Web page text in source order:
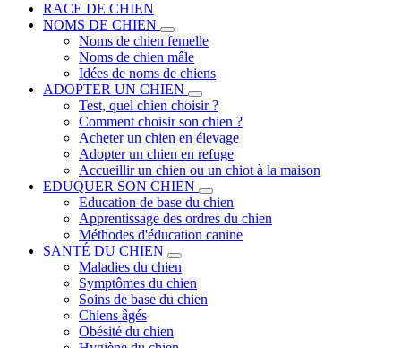
RACE DE CHIEN
NOMS DE CHIEN
Noms de chien femelle
Noms de chien mâle
Idées de noms de chiens
ADOPTER UN CHIEN
Test, quel chien choisir ?
Comment choisir son chien ?
Acheter un chien en élevage
Adopter un chien en refuge
Accueillir un chien ou un chiot à la maison
EDUQUER SON CHIEN
Education de base du chien
Apprentissage des ordres du chien
Méthodes d'éducation canine
SANTÉ DU CHIEN
Maladies du chien
Symptômes du chien
Soins de base du chien
Chiens âgés
Obésité du chien